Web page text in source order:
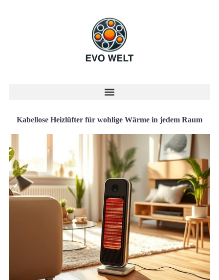
Kabellose Heizlüfter für wohlige Wärme in jedem Raum